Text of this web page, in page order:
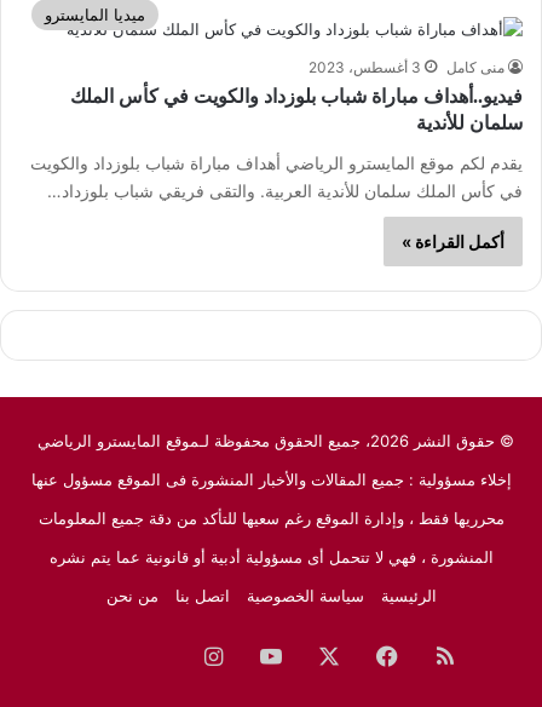
ميديا المايسترو
منى كامل 3 أغسطس، 2023
فيديو..أهداف مباراة شباب بلوزداد والكويت في كأس الملك
سلمان للأندية
يقدم لكم موقع المايسترو الرياضي أهداف مباراة شباب بلوزداد والكويت
في كأس الملك سلمان للأندية العربية. والتقى فريقي شباب بلوزداد…
أكمل القراءة »
© حقوق النشر 2026، جميع الحقوق محفوظة لـموقع المايسترو الرياضي
إخلاء مسؤولية : جميع المقالات والأخبار المنشورة فى الموقع مسؤول عنها
محرريها فقط ، وإدارة الموقع رغم سعيها للتأكد من دقة جميع المعلومات
المنشورة ، فهي لا تتحمل أى مسؤولية أدبية أو قانونية عما يتم نشره
الرئيسية
سياسة الخصوصية اتصل بنا من نحن
ملخصفيسبوك ‫YouTubeانستقرام